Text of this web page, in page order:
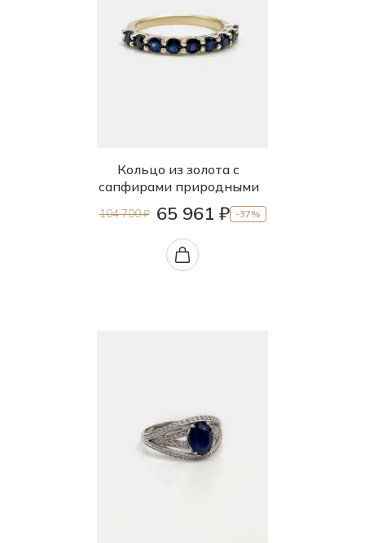
Кольцо из золота с
сапфирами природными
104 700 ₽ 65 961 ₽ -37%